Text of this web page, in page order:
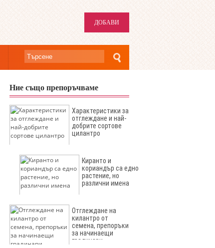
ДОБАВИ
Ние също препоръчваме
Характеристики за
отглеждане и най-
добрите сортове
цилантро
Киранто и
кориандър са едно
растение, но
различни имена
Отглеждане на
килантро от
семена, препоръки
за начинаещи
градинари